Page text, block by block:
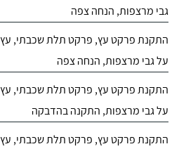
גבי מרצפות, הנחה צפה
התקנת פרקט עץ, פרקט תלת שכבתי, עץ
על גבי מרצפות, הנחה צפה
התקנת פרקט עץ, פרקט תלת שכבתי, עץ
על גבי מרצפות, התקנה בהדבקה
התקנת פרקט עץ, פרקט תלת שכבתי, עץ